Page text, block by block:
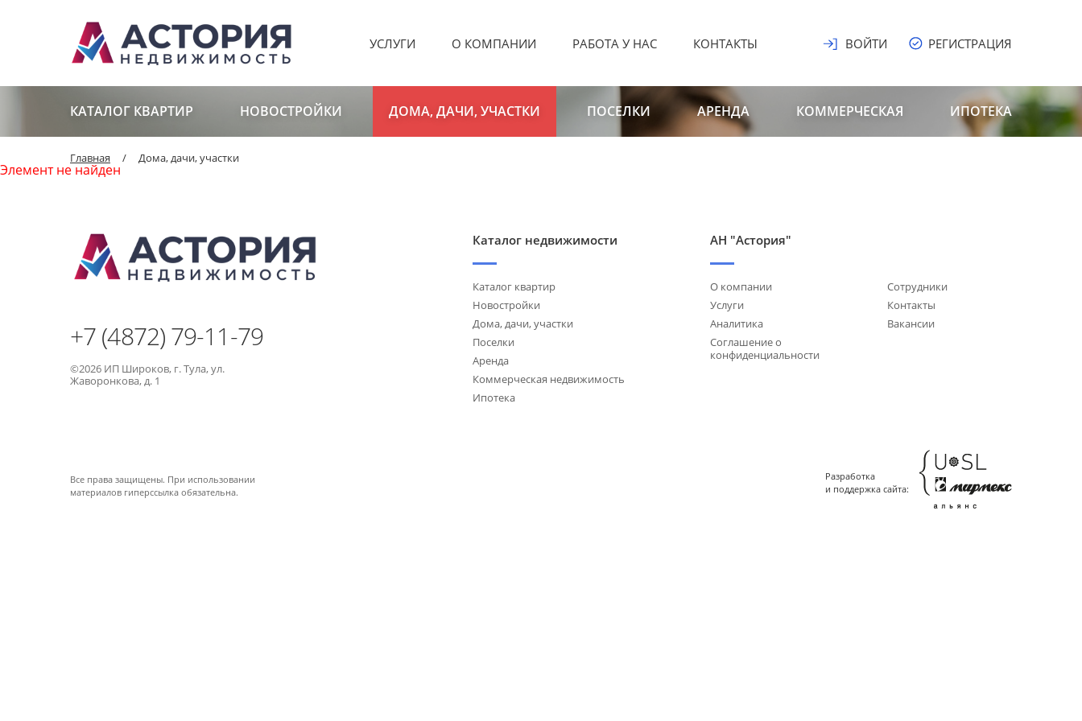
УСЛУГИ О КОМПАНИИ РАБОТА У НАС КОНТАКТЫ ВОЙТИ РЕГИСТРАЦИЯ
КАТАЛОГ КВАРТИР НОВОСТРОЙКИ ДОМА, ДАЧИ, УЧАСТКИ ПОСЕЛКИ АРЕНДА КОММЕРЧЕСКАЯ ИПОТЕКА
Главная / Дома, дачи, участки
Элемент не найден
+7 (4872) 79-11-79
©2026 ИП Широков, г. Тула, ул.
Жаворонкова, д. 1
Все права защищены. При использовании
материалов гиперссылка обязательна.
Каталог недвижимости
Каталог квартир
Новостройки
Дома, дачи, участки
Поселки
Аренда
Коммерческая недвижимость
Ипотека
АН "Астория"
О компании
Услуги
Аналитика
Соглашение о
конфиденциальности
Сотрудники
Контакты
Вакансии
Разработка
и поддержка сайта: